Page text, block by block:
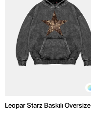
Leopar Starz Baskılı Oversize